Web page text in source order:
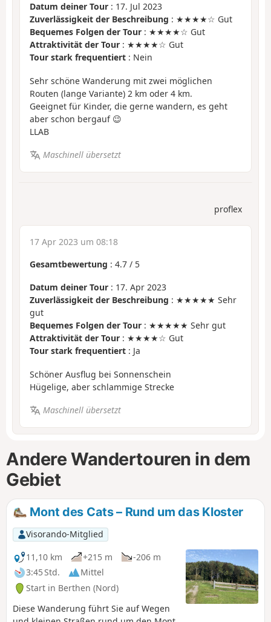
Datum deiner Tour : 17. Jul 2023
Zuverlässigkeit der Beschreibung : ★★★★☆ Gut
Bequemes Folgen der Tour : ★★★★☆ Gut
Attraktivität der Tour : ★★★★☆ Gut
Tour stark frequentiert : Nein
Sehr schöne Wanderung mit zwei möglichen
Routen (lange Variante) 2 km oder 4 km.
Geeignet für Kinder, die gerne wandern, es geht
aber schon bergauf 😉
LLAB
Maschinell übersetzt
proflex
17 Apr 2023 um 08:18
Gesamtbewertung : 4.7 / 5
Datum deiner Tour : 17. Apr 2023
Zuverlässigkeit der Beschreibung : ★★★★★ Sehr
gut
Bequemes Folgen der Tour : ★★★★★ Sehr gut
Attraktivität der Tour : ★★★★☆ Gut
Tour stark frequentiert : Ja
Schöner Ausflug bei Sonnenschein
Hügelige, aber schlammige Strecke
Maschinell übersetzt
Andere Wandertouren in dem
Gebiet
Mont des Cats – Rund um das Kloster
Visorando-Mitglied
11,10 km
+215 m
-206 m
3:45 Std.
Mittel
Start in Berthen (Nord)
Diese Wanderung führt Sie auf Wegen